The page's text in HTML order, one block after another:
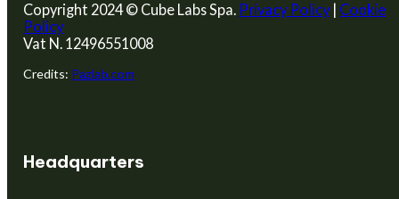
Copyright 2024 © Cube Labs Spa. Privacy Policy| Cookie
Policy
Vat N. 12496551008
Credits: Pazlab.com
Headquarters